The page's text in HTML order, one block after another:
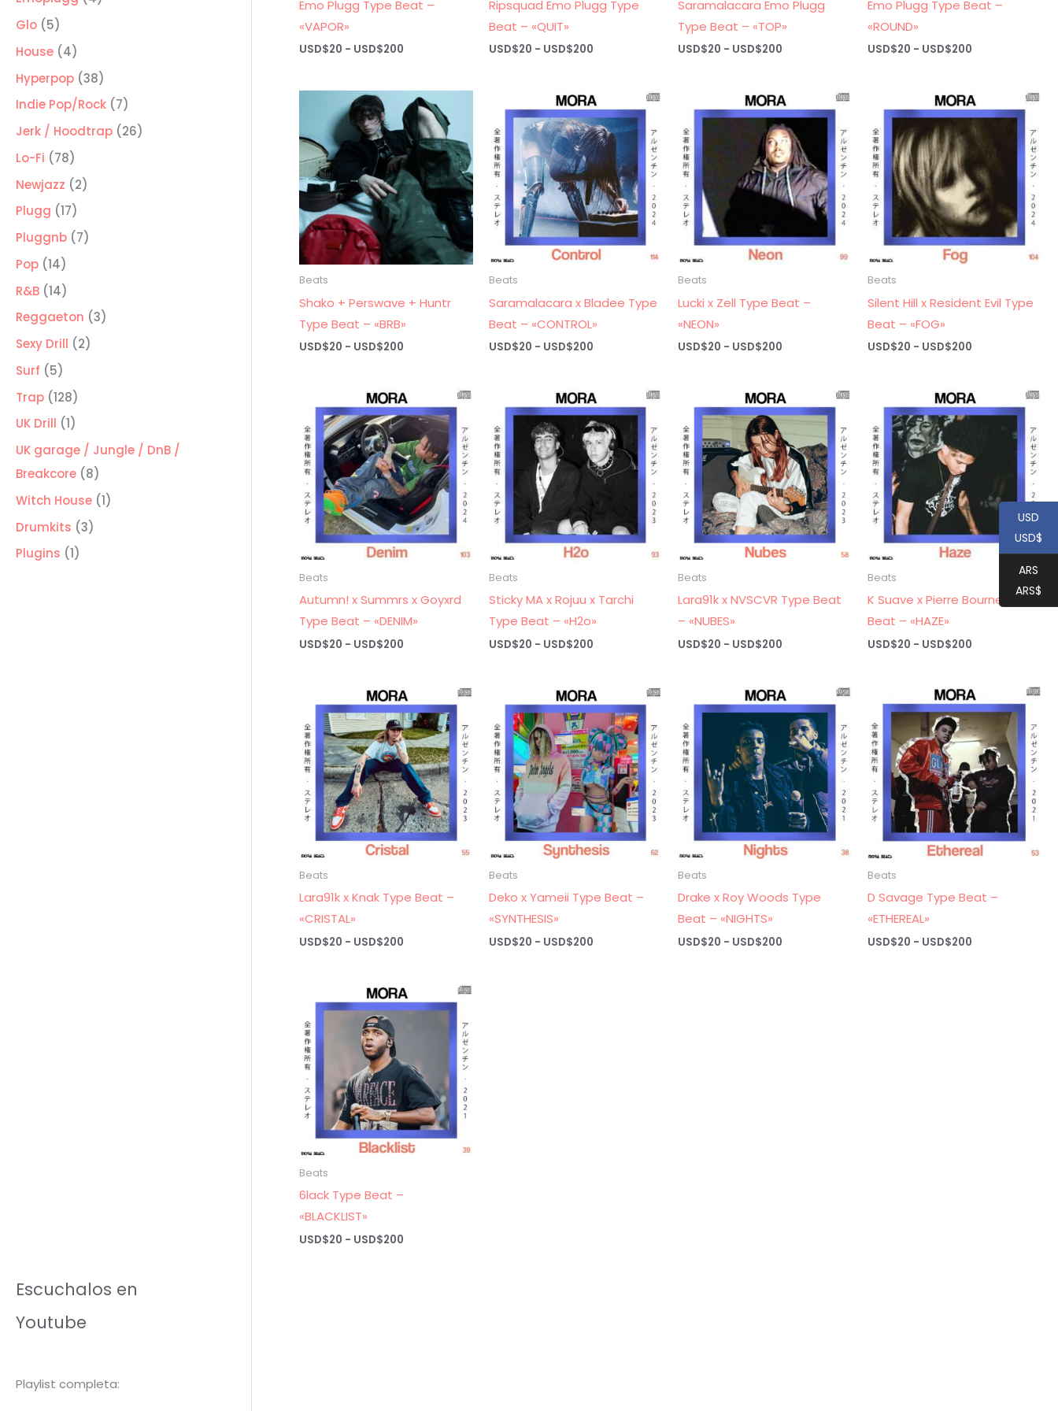
Glo 55
productos
House 44
productos
Hyperpop 3838
productos
Indie Pop/Rock 77
productos
Jerk / Hoodtrap 2626
Lo-Fi 7878
productos
Newjazz 22
Plugg 1717
productos
Pluggnb 77
Pop 1414
productos
R&B 1414
productos
Reggaeton 33
Sexy Drill 22
Surf 55
productos
Trap 128128
productos
UK Drill 11
producto
UK garage / Jungle / DnB /
Breakcore
88
productos
Witch House 11
Drumkits 33
Plugins 11
Escuchalos en
Youtube
Playlist completa:
Emo Plugg Type Beat –
«VAPOR»
USD$20 - USD$200Rango
desde
USD$20
hasta
USD$200
Ripsquad Emo Plugg Type
Beat – «QUIT»
USD$20 - USD$200Rango
USD$20
hasta
USD$200
Saramalacara Emo Plugg
Type Beat – «TOP»
USD$20 - USD$200
USD$20
hasta
USD$200
Emo Plugg Type Beat –
«ROUND»
USD$20 - USD$200
USD$20
hasta
USD$200
Beats
Shako + Perswave + Huntr
Type Beat – «BRB»
USD$20 - USD$200Rango
USD$20
hasta
USD$200
Beats
Saramalacara x Bladee Type
Beat – «CONTROL»
USD$20 - USD$200Rango
USD$20
hasta
USD$200
Beats
Lucki x Zell Type Beat –
«NEON»
USD$20 - USD$200
USD$20
hasta
USD$200
Beats
Silent Hill x Resident Evil Type
Beat – «FOG»
USD$20 - USD$200
USD$20
hasta
Beats
Autumn! x Summrs x Goyxrd
Type Beat – «DENIM»
USD$20 - USD$200Rango
USD$20
hasta
USD$200
Beats
Sticky MA x Rojuu x Tarchi
Type Beat – «H2o»
USD$20 - USD$200Rango
USD$20
hasta
USD$200
Beats
Lara91k x NVSCVR Type Beat
– «NUBES»
USD$20 - USD$200
USD$20
hasta
USD$200
Beats
K Suave x Pierre Bourne Type
Beat – «HAZE»
USD$20 - USD$200
USD$20
hasta
USD$200
Beats
Lara91k x Knak Type Beat –
«CRISTAL»
USD$20 - USD$200Rango
USD$20
hasta
Beats
Deko x Yameii Type Beat –
«SYNTHESIS»
USD$20 - USD$200Rango
Beats
Drake x Roy Woods Type
Beat – «NIGHTS»
USD$20 - USD$200
Beats
D Savage Type Beat –
«ETHEREAL»
USD$20 - USD$200
Beats
6lack Type Beat –
«BLACKLIST»
USD$20 - USD$200Rango
USD
USD$
ARS
ARS$